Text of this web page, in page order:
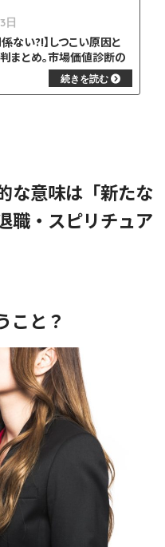
日
ない?!】しつこい原因と
まとめ。市場価値診断の
な意味は「新たな
職・スピリチュア
こと？